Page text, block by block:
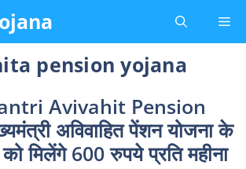
pension yojana
Avivahit Pension
अविवाहित पेंशन योजना के
मिलेंगे 600 रुपये प्रति महीना